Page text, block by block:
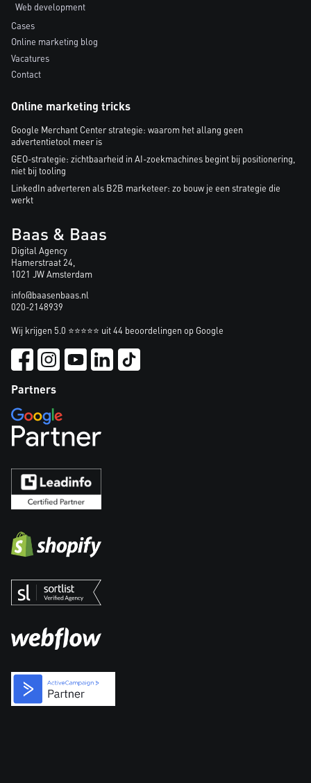
Web development
Cases
Online marketing blog
Vacatures
Contact
Online marketing tricks
Google Merchant Center strategie: waarom het allang geen
advertentietool meer is
GEO-strategie: zichtbaarheid in AI-zoekmachines begint bij positionering,
niet bij tooling
LinkedIn adverteren als B2B marketeer: zo bouw je een strategie die
werkt
Baas & Baas
Digital Agency
Hamerstraat 24,
1021 JW Amsterdam
info@baasenbaas.nl
020-2148939
Wij krijgen 5.0 ⭐⭐⭐⭐⭐ uit 44 beoordelingen op Google
Partners